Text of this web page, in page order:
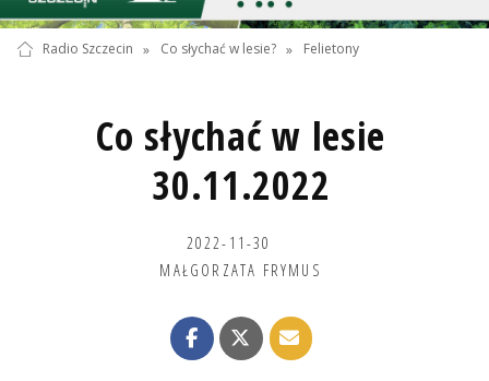
Radio Szczecin » Co słychać w lesie? » Felietony
Co słychać w lesie
30.11.2022
2022-11-30
MAŁGORZATA FRYMUS